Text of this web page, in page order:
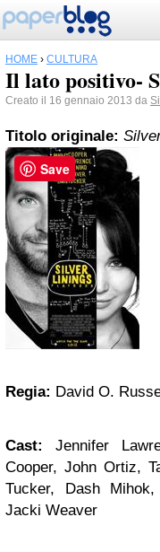
HOME › CULTURA
Il lato positivo-
Creato il 16 gennaio 2013 da
Titolo originale:
Regia: David O.
Cast:
Jennifer
Cooper, John Ortiz,
Tucker, Dash
Jacki Weaver
Save